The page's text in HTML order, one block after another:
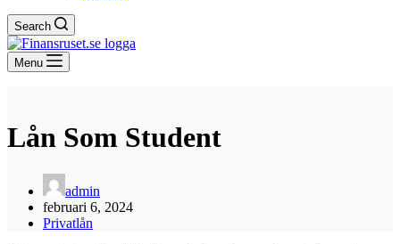
Search
Menu
Lån Som Student
admin
februari 6, 2024
Privatlån